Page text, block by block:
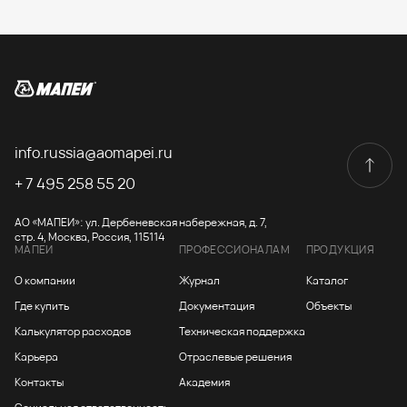
info.russia@aomapei.ru
+ 7 495 258 55 20
АО «МАПЕИ»: ул. Дербеневская набережная, д. 7,
стр. 4, Москва, Россия, 115114
МАПЕИ
О компании
Где купить
Калькулятор расходов
Карьера
Контакты
ПРОФЕССИОНАЛАМ
Журнал
Документация
Техническая поддержка
Отраслевые решения
Академия
ПРОДУКЦИЯ
Каталог
Объекты